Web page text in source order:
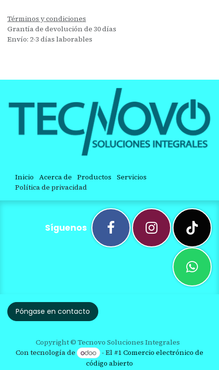
Términos y condiciones
Grantía de devolución de 30 días
Envío: 2-3 días laborables
Inicio Acerca de Productos Servicios
Política de privacidad
Síguenos
Póngase en contacto
Copyright © Tecnovo Soluciones Integrales
Con tecnología de
- El #1Comercio electrónico de
código abierto